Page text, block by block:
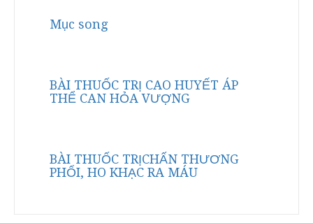
Mục song
BÀI THUỐC TRỊ CAO HUYẾT ÁP
THỂ CAN HỎA VƯỢNG
BÀI THUỐC TRỊCHẤN THƯƠNG
PHỔI, HO KHẠC RA MÁU